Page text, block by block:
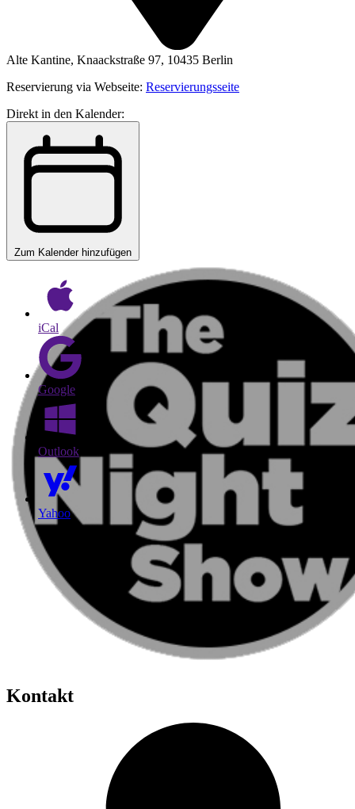
Alte Kantine, Knaackstraße 97, 10435 Berlin
Reservierung via Webseite: Reservierungsseite
Direkt in den Kalender:
Zum Kalender hinzufügen
iCal
Google
Outlook
Yahoo
Kontakt